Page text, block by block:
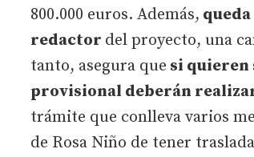
800.000 euros. Además,
redactor del proyecto, una
tanto, asegura que si quieren
provisional deberán
trámite que conlleva varios
de Rosa Niño de tener